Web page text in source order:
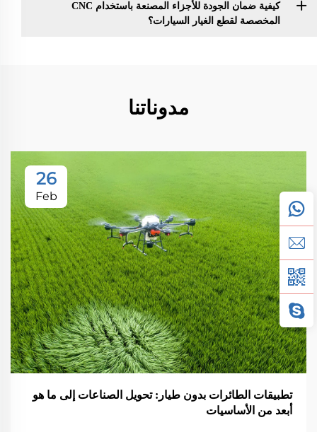
كيفية ضمان الجودة للأجزاء المصنعة باستخدام CNC
المخصصة لقطع الغيار السيارات؟
مدوناتنا
26
Feb
تطبيقات الطائرات بدون طيار: تحويل الصناعات إلى ما هو
أبعد من الأساسيات